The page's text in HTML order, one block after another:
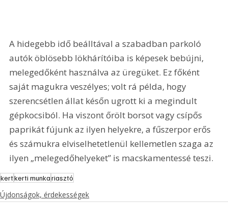
A hidegebb idő beálltával a szabadban parkoló
autók öblösebb lökhárítóiba is képesek bebújni,
melegedőként használva az üregüket. Ez főként
saját magukra veszélyes; volt rá példa, hogy
szerencsétlen állat későn ugrott ki a megindult
gépkocsiból. Ha viszont őrölt borsot vagy csípős
paprikát fújunk az ilyen helyekre, a fűszerpor erős
és számukra elviselhetetlenül kellemetlen szaga az
ilyen „melegedőhelyeket” is macskamentessé teszi.
kertkerti munkariasztó
Újdonságok, érdekességek